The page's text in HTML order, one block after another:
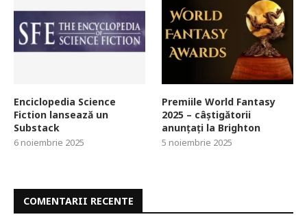
Enciclopedia Science
Fiction lansează un
Substack
6 noiembrie 2025
Premiile World Fantasy
2025 – câștigătorii
anunțați la Brighton
5 noiembrie 2025
COMENTARII RECENTE